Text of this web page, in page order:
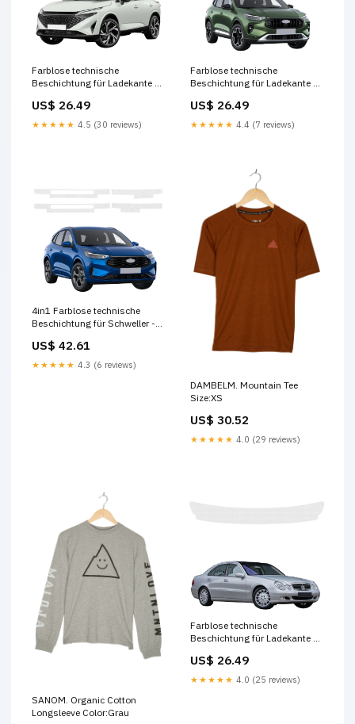
Farblose technische
Beschichtung für Ladekante -
(2024-2026) Bestune
US$ 26.49
★★★★★ 4.5 (30 reviews)
Farblose technische
Beschichtung für Ladekante -
(2024-2026) Audi A3 8L
Hatchback 5D
US$ 26.49
★★★★★ 4.4 (7 reviews)
4in1 Farblose technische
Beschichtung für Schweller -
(2024-2026) Segway AT6L
US$ 42.61
★★★★★ 4.3 (6 reviews)
DAMBELM. Mountain Tee
Size:XS
US$ 30.52
★★★★★ 4.0 (29 reviews)
SANOM. Organic Cotton
Longsleeve Color:Grau
Farblose technische
Beschichtung für Ladekante -
Sedan (2002-2009) Jaecoo J7
US$ 26.49
★★★★★ 4.0 (25 reviews)